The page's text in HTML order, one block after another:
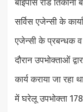
बाईपास रोड
सर्विस एजेन्सी के
एजेन्सी के प्रबन्धक व
दौरान उपभोक्ताओं
कार्य कराया जा रहा
में घरेलू उपभोक्ता